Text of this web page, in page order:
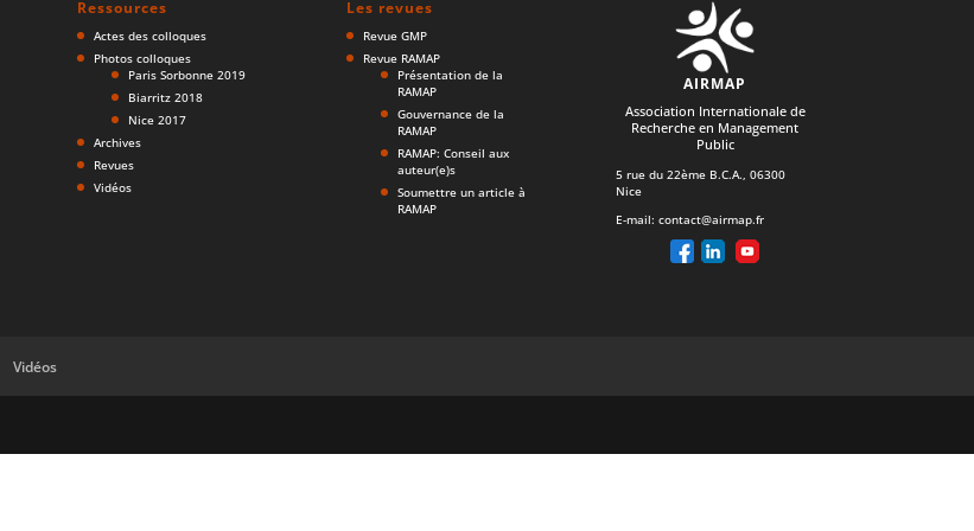
Ressources
Actes des colloques
Photos colloques
Paris Sorbonne 2019
Biarritz 2018
Nice 2017
Archives
Revues
Vidéos
Les revues
Revue GMP
Revue RAMAP
Présentation de la
RAMAP
Gouvernance de la
RAMAP
RAMAP: Conseil aux
auteur(e)s
Soumettre un article à
RAMAP
AIRMAP
Association Internationale de
Recherche en Management
Public
5 rue du 22ème B.C.A., 06300
Nice
E-mail: contact@airmap.fr
Vidéos